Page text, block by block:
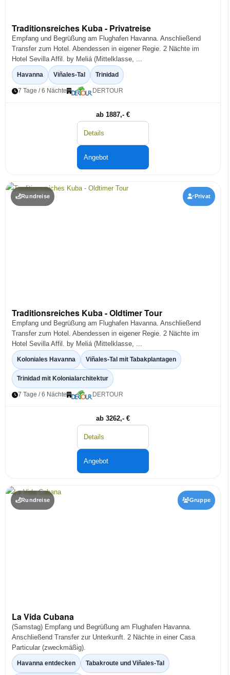
Traditionsreiches Kuba - Privatreise
Empfang und Begrüßung am Flughafen Havanna. Anschließend
Transfer zum Hotel. Abendessen in eigener Regie. 2 Nächte im
Hotel Sevilla Affil. by Meliá (Mittelklasse, ...
Havanna Viñales-Tal Trinidad
7 Tage / 6 Nächte DERTOUR
ab 1887,- €
Details
Angebot
Rundreise Privat
Traditionsreiches Kuba - Oldtimer Tour
Empfang und Begrüßung am Flughafen Havanna. Anschließend
Transfer zum Hotel. Abendessen in eigener Regie. 2 Nächte im
Hotel Sevilla Affil. by Meliá (Mittelklasse, ...
Koloniales Havanna Viñales-Tal mit Tabakplantagen
Trinidad mit Kolonialarchitektur
7 Tage / 6 Nächte DERTOUR
ab 3262,- €
Details
Angebot
Rundreise Gruppe
La Vida Cubana
(Samstag) Empfang und Begrüßung am Flughafen Havanna.
Anschließend Transfer zur Unterkunft. 2 Nächte in einer Casa
Particular (zweckmäßig).
Havanna entdecken Tabakroute und Viñales-Tal